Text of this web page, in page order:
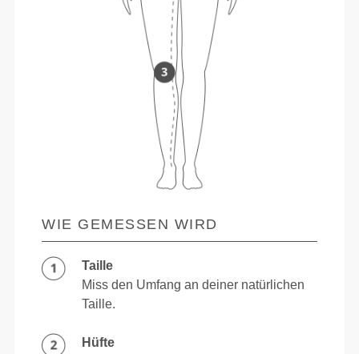
WIE GEMESSEN WIRD
Taille
Miss den Umfang an deiner natürlichen
Taille.
Hüfte